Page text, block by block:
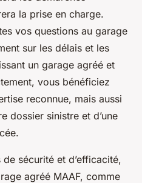
la prise en charge.
vos questions au garage
sur les délais et les
un garage agréé et
vous bénéficiez
reconnue, mais aussi
dossier sinistre et d’une
sécurité et d’efficacité,
agréé MAAF, comme